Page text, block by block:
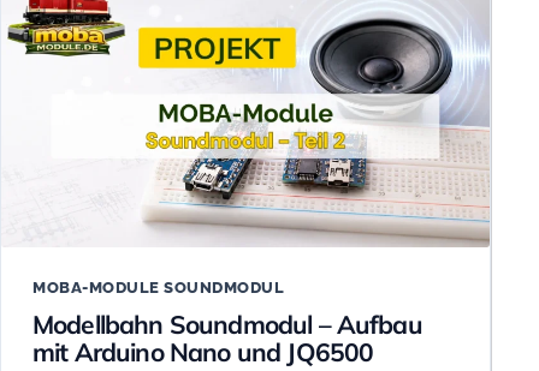
MOBA-MODULE SOUNDMODUL
Modellbahn Soundmodul – Aufbau
mit Arduino Nano und JQ6500